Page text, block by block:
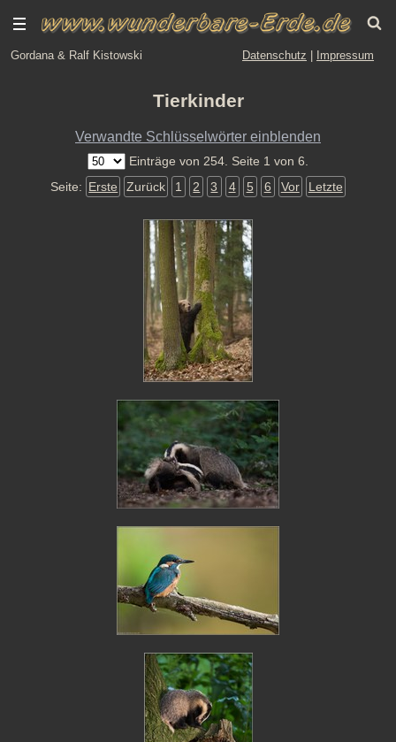
Gordana & Ralf Kistowski Datenschutz Impressum
Tierkinder
Verwandte Schlüsselwörter einblenden
Einträge von 254. Seite 1 von 6.
Seite: Erste Zurück 1 2 3 4 5 6 Vor Letzte